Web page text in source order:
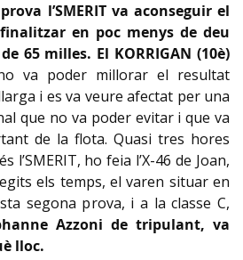
l’SMERIT va aconseguir el
en poc menys de deu
65 milles. El KORRIGAN (10è)
va poder millorar el resultat
i es va veure afectat per una
que no va poder evitar i que va
de la flota. Quasi tres hores
l’SMERIT, ho feia l’X-46 de Joan,
els temps, el varen situar en
segona prova, i a la classe C,
Azzoni de tripulant, va
lloc.